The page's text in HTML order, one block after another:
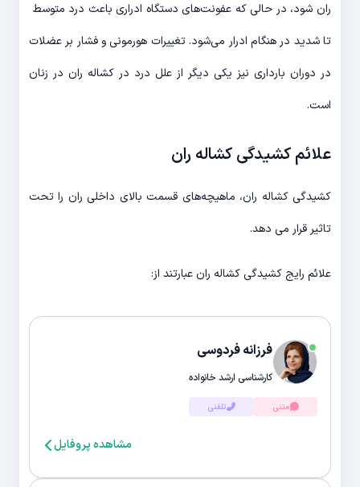
ران شود، در حالی که عفونت‌های دستگاه ادراری باعث درد متوسط ​​
تا شدید در هنگام ادرار می‌شود. تغییرات هورمونی و فشار بر عضلات
در دوران بارداری نیز یکی دیگر از علل درد در کشاله ران در زنان
است.
علائم کشیدگی کشاله ران
کشیدگی کشاله ران، ماهیچه‌های قسمت بالای داخلی ران را تحت
تاثیر قرار می دهد.
علائم رایج کشیدگی کشاله ران عبارتند از:
فرزانه فردوسی
کارشناسی ارشد خانواده
متنی تلفنی
مشاهده پروفایل